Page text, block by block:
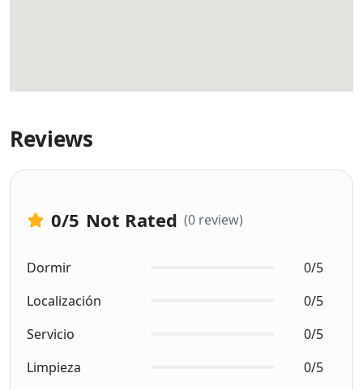
Reviews
0/5 Not Rated (0 review)
Dormir
0/5
Localización
0/5
Servicio
0/5
Limpieza
0/5